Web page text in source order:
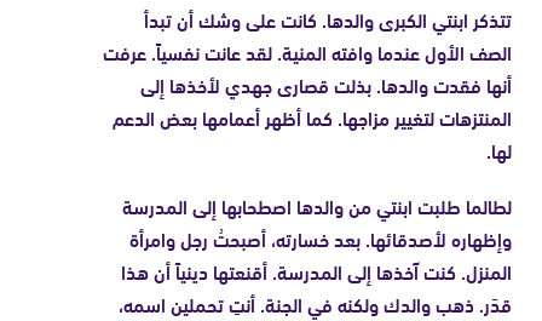
تتذكر ابنتي الكبرى والدها. كانت على وشك أن تبدأ
الصف الأول عندما وافته المنية. لقد عانت نفسياً. عرفت
أنها فقدت والدها. بذلت قصارى جهدي لأخذها إلى
المنتزهات لتغيير مزاجها. كما أظهر أعمامها بعض الدعم
لها.
لطالما طلبت ابنتي من والدها اصطحابها إلى المدرسة
وإظهاره لأصدقائها. بعد خسارته، أصبحتُ رجل وامرأة
المنزل. كنت آخذها إلى المدرسة. أقنعتها دينياً أن هذا
قدَر. ذهب والدك ولكنه في الجنة. أنتِ تحملين اسمه،